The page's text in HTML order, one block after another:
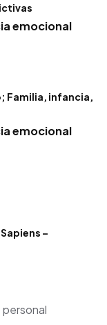
emocional
Familia, infancia,
emocional
–